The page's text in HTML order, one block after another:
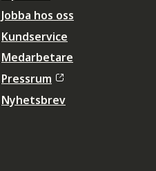
Jobba hos oss
Kundservice
Medarbetare
Pressrum
Nyhetsbrev